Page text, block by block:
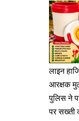
लाइन
आरक्षक
पुलिस ने
पर सख्ती